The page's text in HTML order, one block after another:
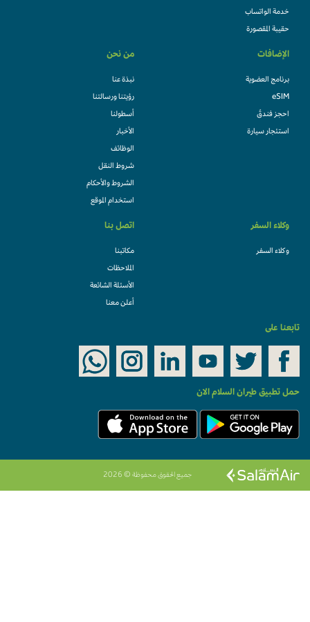
خدمة الواتساب
حقيبة المقصورة
الإضافات
برنامج العضوية
eSIM
احجز فندقً
استئجار سيارة
من نحن
نبذة عنا
رؤيتنا ورسالتنا
أسطولنا
الأخبار
الوظائف
شروط النقل
الشروط والأحكام
استخدام الموقع
وكلاء السفر
وكلاء السفر
اتصل بنا
مكاتبنا
الملاحظات
الأسئلة الشائعة
أعلن معنا
تابعنا على
حمل تطبيق طيران السلام الان
جميع الحقوق محفوظة © 2026